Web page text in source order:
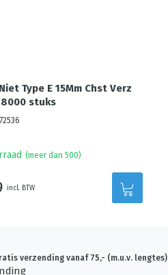
Type E 15Mm Chst Verz
stuks
(meer dan 500)
incl. BTW
verzending vanaf 75,- (m.u.v. lengtes)